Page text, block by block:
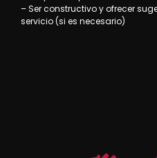
– Ser constructivo y ofrecer
servicio (si es necesario)